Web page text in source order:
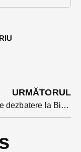
URMĂTORUL
USR face dezbatere la Bistrița pe legile educației . Participa trei parlamentari ai USR din grupul pentru educație